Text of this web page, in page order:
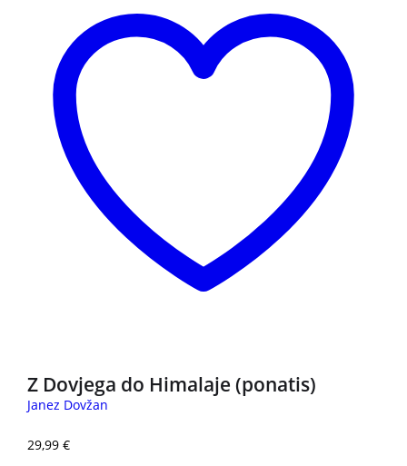
Z Dovjega do Himalaje (ponatis)
Janez Dovžan
29,99 €